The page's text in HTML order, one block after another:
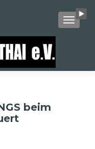
beim